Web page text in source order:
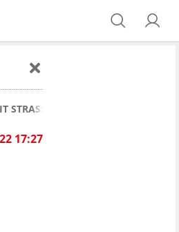
ZWEI VERLETZTE
17:27